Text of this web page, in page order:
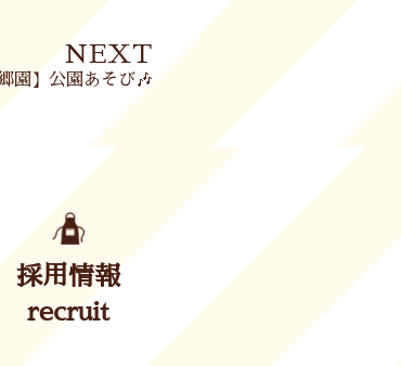
NEXT
郷園】公園あそび🎶
採用情報
recruit